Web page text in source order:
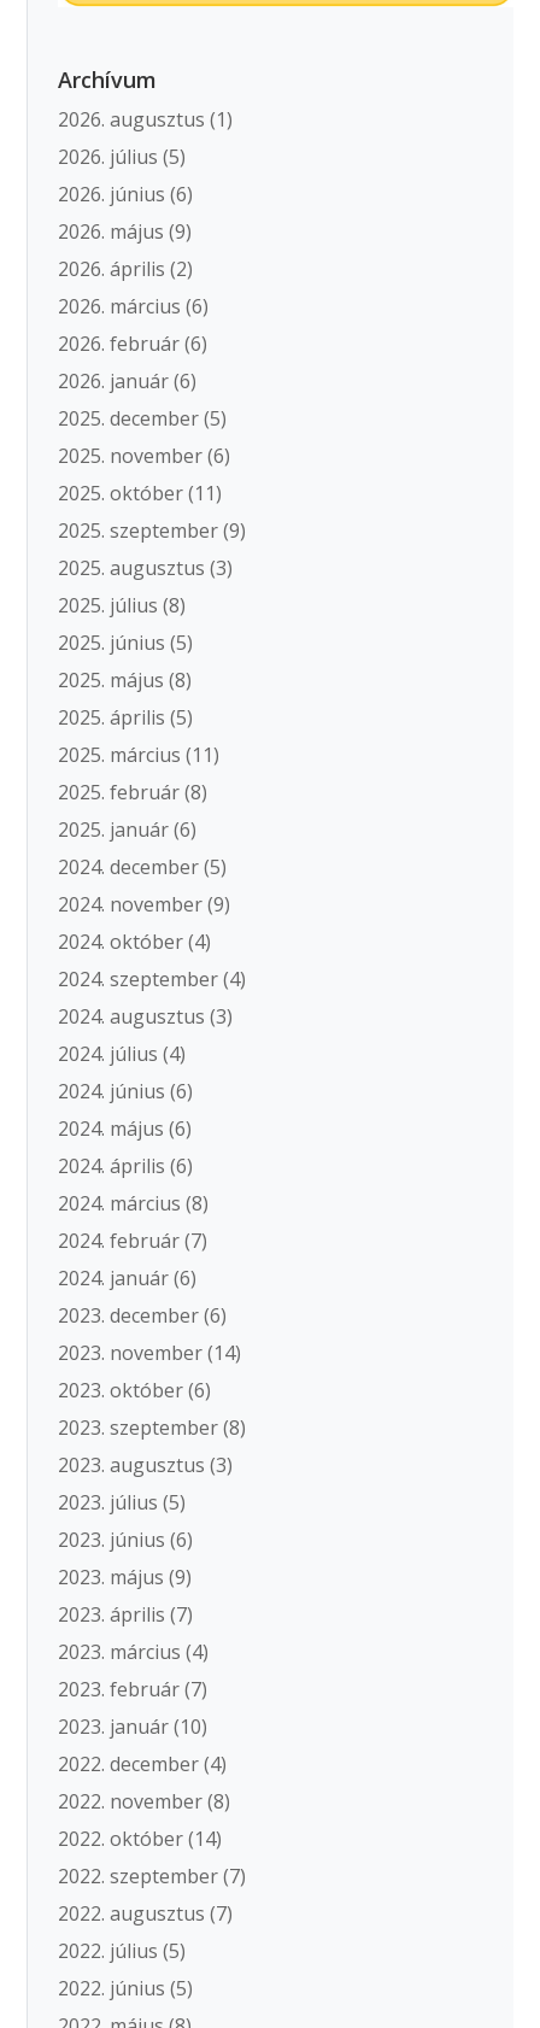
Archívum
2026. augusztus (1)
2026. július (5)
2026. június (6)
2026. május (9)
2026. április (2)
2026. március (6)
2026. február(6)
2026. január(6)
2025. december(5)
2025. november(6)
2025. október(11)
2025. szeptember(9)
2025. augusztus (3)
2025. július (8)
2025. június (5)
2025. május (8)
2025. április (5)
2025. március (11)
2025. február(8)
2025. január(6)
2024. december(5)
2024. november(9)
2024. október(4)
2024. szeptember(4)
2024. augusztus (3)
2024. július (4)
2024. június (6)
2024. május (6)
2024. április (6)
2024. március (8)
2024. február(7)
2024. január(6)
2023. december(6)
2023. november(14)
2023. október(6)
2023. szeptember(8)
2023. augusztus (3)
2023. július (5)
2023. június (6)
2023. május (9)
2023. április (7)
2023. március (4)
2023. február(7)
2023. január(10)
2022. december(4)
2022. november(8)
2022. október(14)
2022. szeptember(7)
2022. augusztus (7)
2022. július (5)
2022. június (5)